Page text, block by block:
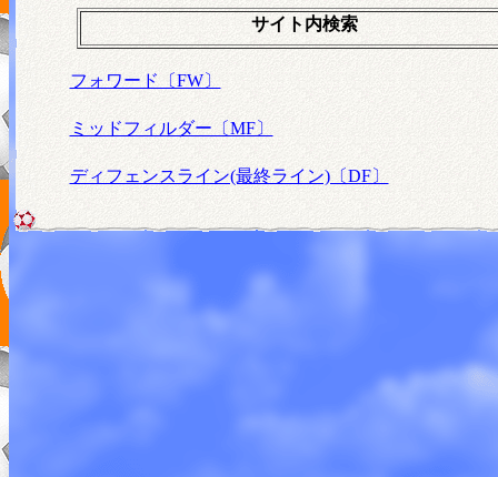
サイト内検索
フォワード〔FW〕
ミッドフィルダー〔MF〕
ディフェンスライン(最終ライン)〔DF〕